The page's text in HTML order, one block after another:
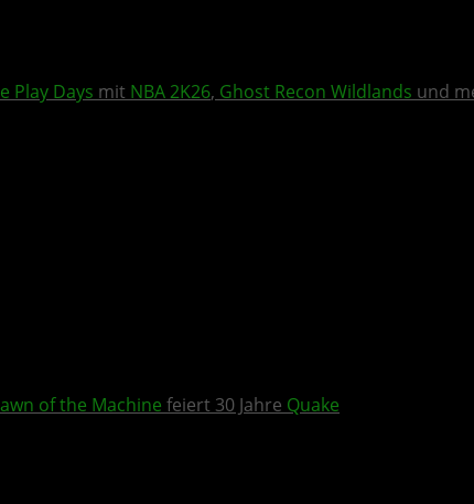
Play Days mit NBA 2K26, Ghost Recon Wildlands und
of the Machine feiert 30 Jahre Quake